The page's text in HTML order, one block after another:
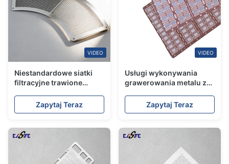
VIDEO
Niestandardowe siatki
filtracyjne trawione
produkcją dla pilnych
zamówień masowych
Zapytaj Teraz
VIDEO
Usługi wykonywania
grawerowania metalu z
precyzyjnych części ze
stali nierdzewnej
Zapytaj Teraz